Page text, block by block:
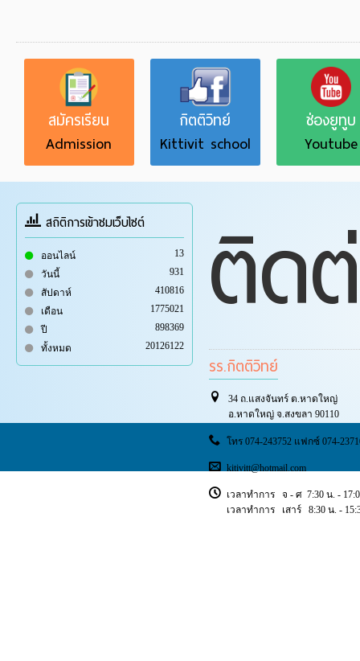
สมัครเรียน
Admission
กิตติวิทย์
Kittivit school
ช่องยูทูบ
Youtube
สถิติการเข้าชมเว็บไซต์
ออนไลน์
13
วันนี้
931
สัปดาห์
410816
เดือน
1775021
ปี
898369
ทั้งหมด
20126122 ติด
รร.กิตติวิทย์
34 ถ.แสงจันทร์ ต.หาดใหญ่
อ.หาดใหญ่ จ.สงขลา 90110
โทร 074-243752 แฟกซ์ 074-
kitivitt@hotmail.com
เวลาทำการ จ - ศ 7:30 น. -
เวลาทำการ เสาร์ 8:30 น. -